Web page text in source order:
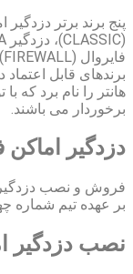
پنج برند برتر دزدگیر
برندهای قابل
هانتر را نام برد که
برخوردار می باشند.
دزدگیر
فروش و نصب دزدگیر
بر عهده تیم شماره
نصب دزدگیر